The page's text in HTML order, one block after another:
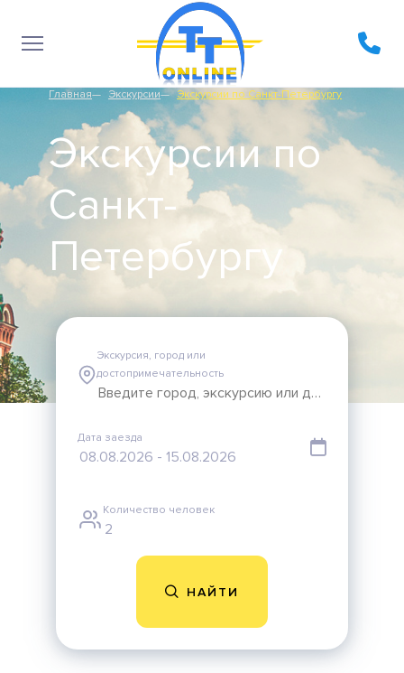
Главная Экскурсии Экскурсии по Санкт-Петербургу
Экскурсии по
Санкт-
Петербургу
Экскурсия, город или
достопримечательность
Дата заезда
Количество человек
НАЙТИ